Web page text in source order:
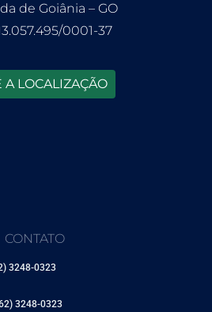
de Goiânia – GO
0001-37
A LOCALIZAÇÃO
CONTATO
3248-0323
3248-0323